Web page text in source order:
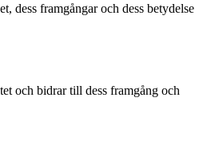
dess framgångar och dess betydelse
och bidrar till dess framgång och